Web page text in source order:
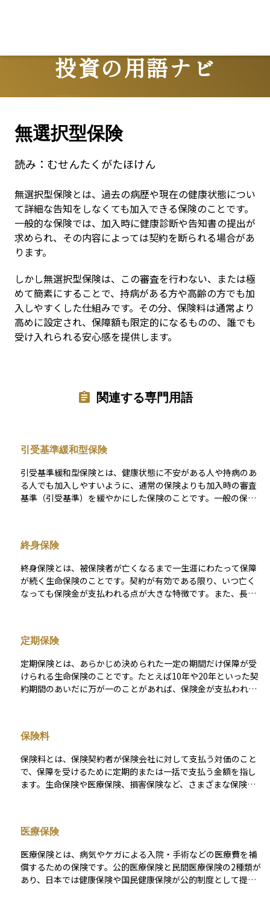
投資の用語ナビ
Terms
無選択型保険
読み： むせんたくがたほけん
無選択型保険とは、過去の病歴や現在の健康状態につい
て詳細な告知をしなくても加入できる保険のことです。
一般的な保険では、加入時に健康診断や告知書の提出が
求められ、その内容によっては契約を断られる場合があ
ります。
しかし無選択型保険は、この審査を行わない、または極
めて簡素にすることで、持病がある方や高齢の方でも加
入しやすくした仕組みです。その分、保険料は通常より
高めに設定され、保障額も限定的になるものの、誰でも
受け入れられる安心感を提供します。
関連する専門用語
引受基準緩和型保険
引受基準緩和型保険とは、健康状態に不安がある人や持病のあ
る人でも加入しやすいように、通常の保険よりも加入時の審査
基準（引受基準）を緩やかにした保険のことです。一般の保険
だし、保険料は通常の保険よりも割高に設定されることが一般
的で、契約から一定期間（例：1～2年）は保障内容が制限され
る「免責期間」が設けられることもあります。持病や高齢によ
って通常の保険に加入できなかった人にとっては、貴重な保障
手段となります。加入のハードルは低い一方で、保障内容や費
終身保険
終身保険とは、被保険者が亡くなるまで一生涯にわたって保障
が続く生命保険のことです。契約が有効である限り、いつ亡く
なっても保険金が支払われる点が大きな特徴です。また、長く
ものや、生涯支払い続けるものなど、契約によってさまざまで
す。遺族への経済的保障を目的に契約されることが多く、老後
の資金準備や相続対策としても活用されます。途中で解約する
と、払い込んだ金額よりも少ない返戻金しか戻らないこともあ
るため、長期の視点で加入することが前提となる保険です。
定期保険
定期保険とは、あらかじめ決められた一定の期間だけ保障が受
けられる生命保険のことです。たとえば10年や20年といった契
約期間のあいだに万が一のことがあれば、保険金が支払われま
け万が一の保障を重視したい場合に適しています。貯蓄性はな
く、純粋に「保障のための保険」である点が特徴です。
保険料
保険料とは、保険契約者が保険会社に対して支払う対価のこと
で、保障を受けるために定期的または一括で支払う金額を指し
ます。生命保険や医療保険、損害保険など、さまざまな保険商
た、主契約に加えて特約（オプション）を付加することで、保
険料が増えることもあります。保険料は、契約を維持し続ける
ために必要な支出であり、未納が続くと保障が失効する場合も
あるため、支払計画を立てることが大切です。資産運用の観点
からも、保険料の支払いが家計に与える影響や、保障と費用の
医療保険
医療保険とは、病気やケガによる入院・手術などの医療費を補
償するための保険です。公的医療保険と民間医療保険の2種類が
あり、日本では健康保険や国民健康保険が公的制度として提供